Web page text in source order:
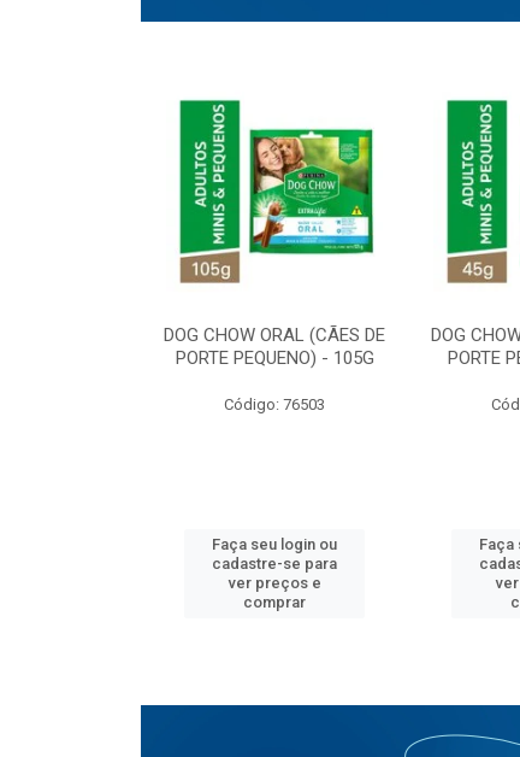
DOG CHOW ORAL (CÃES DE
PORTE PEQUENO) - 105G
Código: 76503
Faça seu login ou
cadastre-se para
ver preços e
comprar
DOG
PORTE
Faça